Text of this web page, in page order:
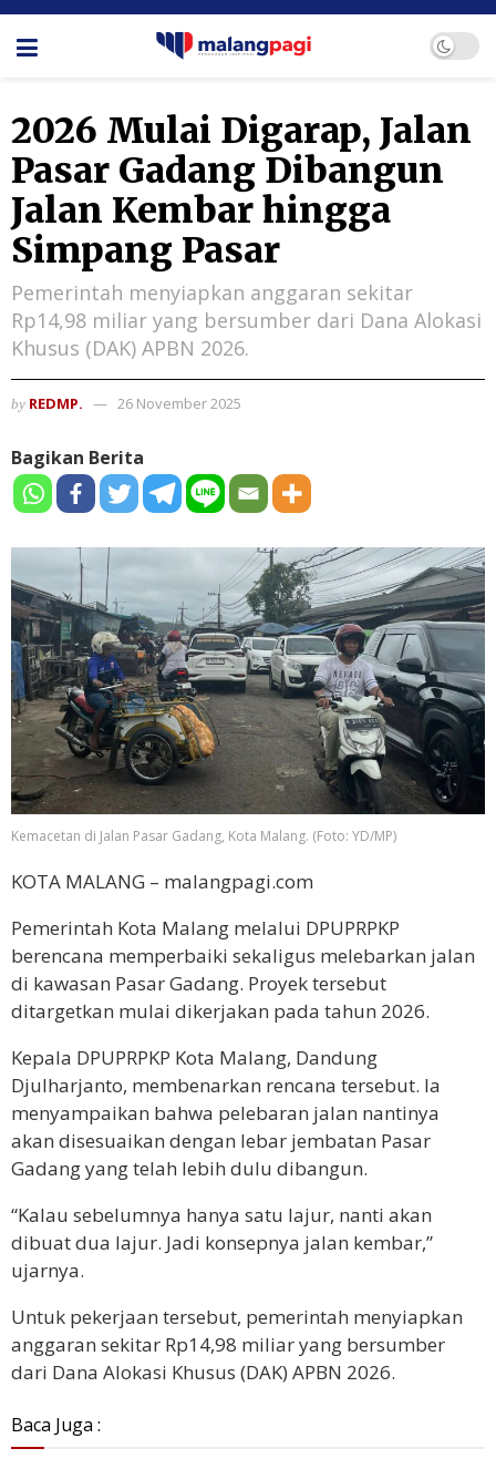
2026 Mulai Digarap, Jalan
Pasar Gadang Dibangun
Jalan Kembar hingga
Simpang Pasar
Pemerintah menyiapkan anggaran sekitar
Rp14,98 miliar yang bersumber dari Dana Alokasi
Khusus (DAK) APBN 2026.
by REDMP. 26 November 2025
Bagikan Berita
Kemacetan di Jalan Pasar Gadang, Kota Malang. (Foto: YD/MP)
KOTA MALANG – malangpagi.com
Pemerintah Kota Malang melalui DPUPRPKP
berencana memperbaiki sekaligus melebarkan jalan
di kawasan Pasar Gadang. Proyek tersebut
ditargetkan mulai dikerjakan pada tahun 2026.
Kepala DPUPRPKP Kota Malang, Dandung
Djulharjanto, membenarkan rencana tersebut. Ia
menyampaikan bahwa pelebaran jalan nantinya
akan disesuaikan dengan lebar jembatan Pasar
Gadang yang telah lebih dulu dibangun.
“Kalau sebelumnya hanya satu lajur, nanti akan
dibuat dua lajur. Jadi konsepnya jalan kembar,”
ujarnya.
Untuk pekerjaan tersebut, pemerintah menyiapkan
anggaran sekitar Rp14,98 miliar yang bersumber
dari Dana Alokasi Khusus (DAK) APBN 2026.
Baca Juga :